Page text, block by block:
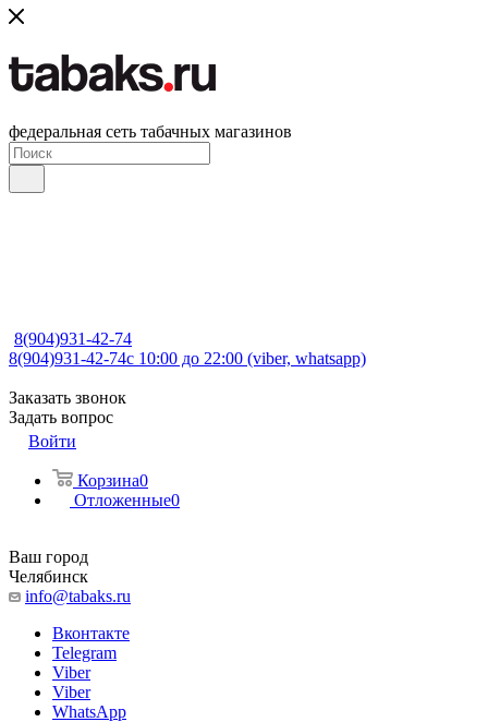
федеральная сеть табачных магазинов
8(904)931-42-74
8(904)931-42-74с 10:00 до 22:00 (viber, whatsapp)
Заказать звонок
Задать вопрос
Войти
Корзина0
Отложенные0
Ваш город
Челябинск
info@tabaks.ru
Вконтакте
Telegram
Viber
Viber
WhatsApp